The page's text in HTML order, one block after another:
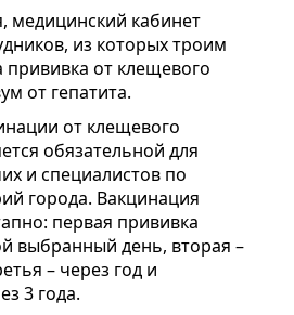
медицинский кабинет
из которых троим
прививка от клещевого
от гепатита.
от клещевого
обязательной для
и специалистов по
города. Вакцинация
первая прививка
выбранный день, вторая –
– через год и
3 года.